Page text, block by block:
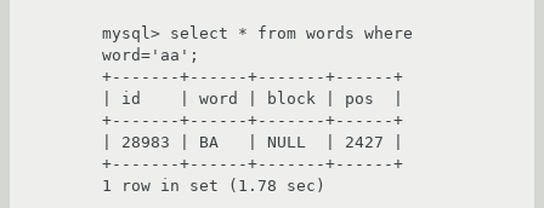
mysql> select * from words where
word='aa';
+-------+------+-------+------+
| id    | word | block | pos  |
+-------+------+-------+------+
| 28983 | ВA   | NULL  | 2427 |
+-------+------+-------+------+
1 row in set (1.78 sec)